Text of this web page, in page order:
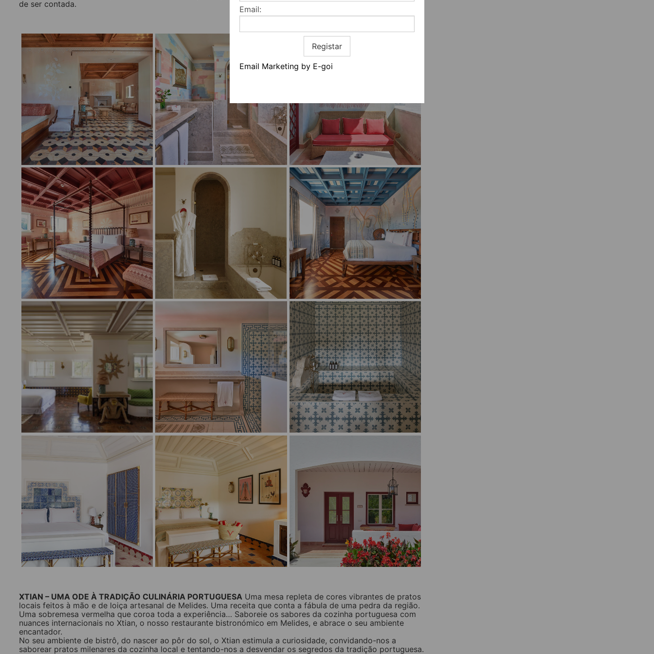
Email:
Registar
Email Marketing by E-goi
de ser contada.
XTIAN – UMA ODE À TRADIÇÃO CULINÁRIA PORTUGUESA Uma mesa repleta de cores vibrantes de pratos
locais feitos à mão e de loiça artesanal de Melides. Uma receita que conta a fábula de uma pedra da região.
Uma sobremesa vermelha que coroa toda a experiência… Saboreie os sabores da cozinha portuguesa com
nuances internacionais no Xtian, o nosso restaurante bistronómico em Melides, e abrace o seu ambiente
encantador.
No seu ambiente de bistrô, do nascer ao pôr do sol, o Xtian estimula a curiosidade, convidando-nos a
saborear pratos milenares da cozinha local e tentando-nos a desvendar os segredos da tradição portuguesa.